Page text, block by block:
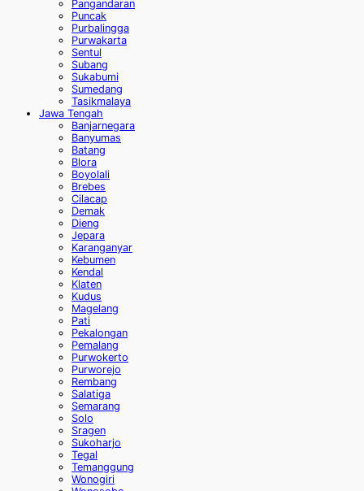
Pangandaran
Puncak
Purbalingga
Purwakarta
Sentul
Subang
Sukabumi
Sumedang
Tasikmalaya
Jawa Tengah
Banjarnegara
Banyumas
Batang
Blora
Boyolali
Brebes
Cilacap
Demak
Dieng
Jepara
Karanganyar
Kebumen
Kendal
Klaten
Kudus
Magelang
Pati
Pekalongan
Pemalang
Purwokerto
Purworejo
Rembang
Salatiga
Semarang
Solo
Sragen
Sukoharjo
Tegal
Temanggung
Wonogiri